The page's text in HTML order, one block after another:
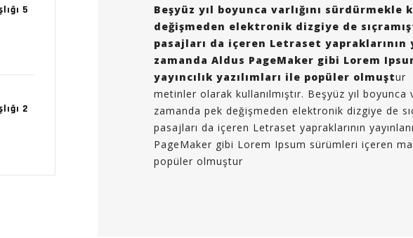
5
2
Beşyüz yıl boyunca varlığını sürdürmekle
değişmeden elektronik dizgiye de
pasajları da içeren Letraset yapraklarının
zamanda Aldus PageMaker gibi Lorem
yayıncılık yazılımları ile popüler olmuştur
metinler olarak kullanılmıştır. Beşyüz yıl boyunca
zamanda pek değişmeden elektronik dizgiye de
pasajları da içeren Letraset yapraklarının
PageMaker gibi Lorem Ipsum sürümleri içeren
popüler olmuştur